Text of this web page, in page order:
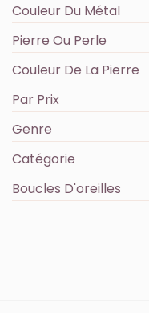
Couleur Du Métal
Pierre Ou Perle
Couleur De La Pierre
Par Prix
Genre
Catégorie
Boucles D'oreilles